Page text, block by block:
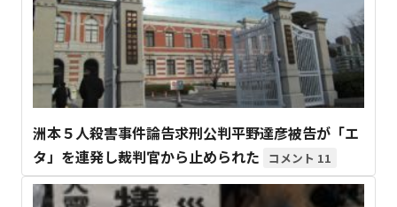
洲本５人殺害事件論告求刑公判平野達彦被告が「エ
タ」を連発し裁判官から止められた
11